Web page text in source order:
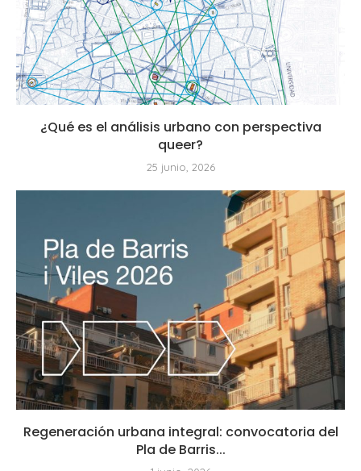
¿Qué es el análisis urbano con perspectiva
queer?
25 junio, 2026
Regeneración urbana integral: convocatoria del
Pla de Barris...